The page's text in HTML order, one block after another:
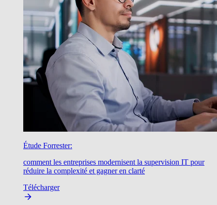
Étude Forrester:
comment les entreprises modernisent la supervision IT pour
réduire la complexité et gagner en clarté
Télécharger